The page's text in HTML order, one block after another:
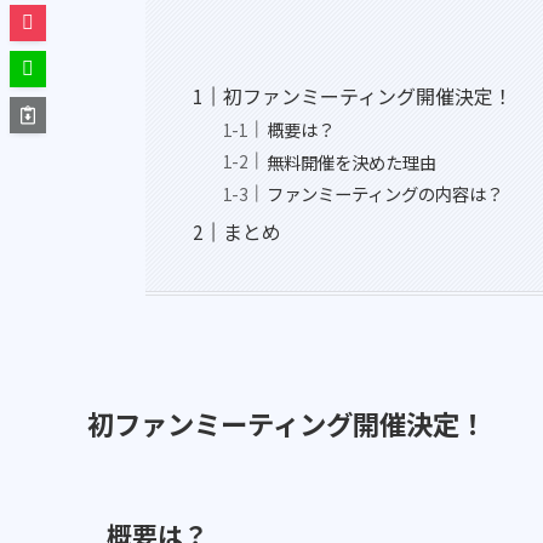
初ファンミーティング開催決定！
概要は？
無料開催を決めた理由
ファンミーティングの内容は？
まとめ
初ファンミーティング開催決定！
概要は？